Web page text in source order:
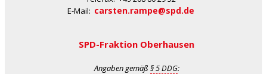
E-Mail: carsten.rampe@spd.de
SPD-Fraktion Oberhausen
Angaben gemäß § 5 DDG: